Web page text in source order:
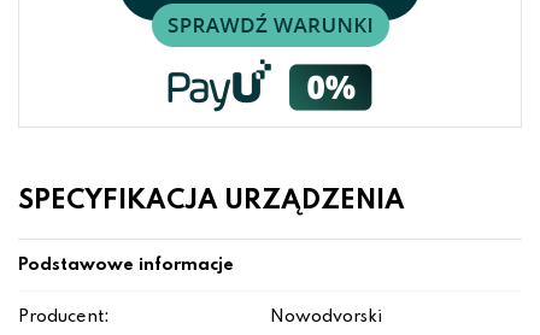
SPECYFIKACJA URZĄDZENIA
Podstawowe informacje
Producent: Nowodvorski